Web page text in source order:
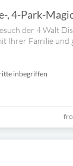
, 4-Park-
der 4 Walt
Ihrer Familie und
inbegriffen